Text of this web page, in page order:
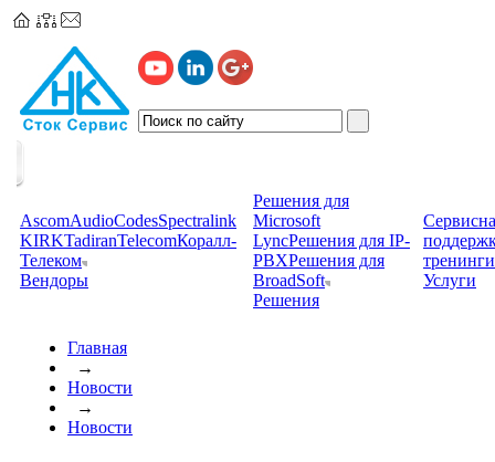
AscomAudioCodesSpectralink
KIRKTadiranTelecomКоралл-
Телеком
Вендоры
Решения для
Microsoft
LyncРешения для IP-
PBXРешения для
BroadSoft
Решения
тренинги
Услуги
Главная
→
Новости
→
Новости